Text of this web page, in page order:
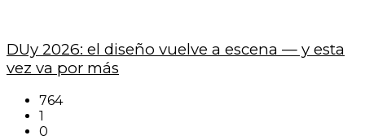
DUy 2026: el diseño vuelve a escena — y esta
vez va por más
764
1
0